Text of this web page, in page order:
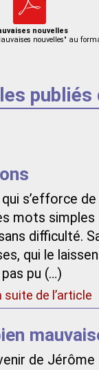
nouvelles
nouvelles" au
publiés
qui s’efforce
mots simples
difficulté.
qui le
pas pu (…)
suite de l’article
de